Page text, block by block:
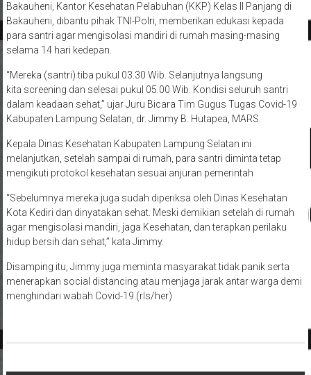
Bakauheni, Kantor Kesehatan Pelabuhan (KKP) Kelas II Panjang di
Bakauheni, dibantu pihak TNI-Polri, memberikan edukasi kepada
para santri agar mengisolasi mandiri di rumah masing-masing
selama 14 hari kedepan.
“Mereka (santri) tiba pukul 03.30 Wib. Selanjutnya langsung
kita screening dan selesai pukul 05.00 Wib. Kondisi seluruh santri
dalam keadaan sehat,” ujar Juru Bicara Tim Gugus Tugas Covid-19
Kabupaten Lampung Selatan, dr. Jimmy B. Hutapea, MARS.
Kepala Dinas Kesehatan Kabupaten Lampung Selatan ini
melanjutkan, setelah sampai di rumah, para santri diminta tetap
mengikuti protokol kesehatan sesuai anjuran pemerintah
“Sebelumnya mereka juga sudah diperiksa oleh Dinas Kesehatan
Kota Kediri dan dinyatakan sehat. Meski demikian setelah di rumah
agar mengisolasi mandiri, jaga Kesehatan, dan terapkan perilaku
hidup bersih dan sehat,” kata Jimmy.
Disamping itu, Jimmy juga meminta masyarakat tidak panik serta
menerapkan social distancing atau menjaga jarak antar warga demi
menghindari wabah Covid-19.(rls/her)